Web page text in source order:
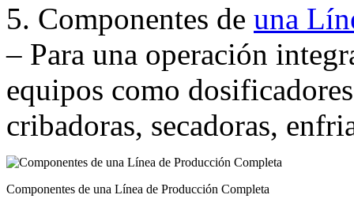
5. Componentes de una
– Para una operación
equipos como
cribadoras, secadoras,
Componentes de una Línea de Producción Completa